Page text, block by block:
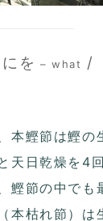
を – what /
本鰹節は鰹の
天日乾燥を4
鰹節の中でも
本枯れ節）は